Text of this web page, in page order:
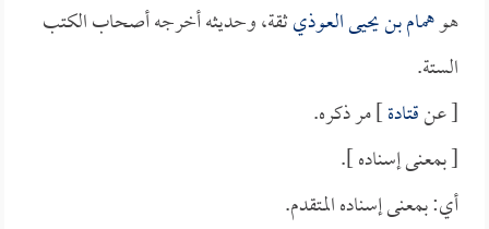
هوهمام بن يحيى العوذيثقة، وحديثه أخرجه أصحاب الكتب
الستة.
[ عنقتادة] مر ذكره.
[ بمعنى إسناده ].
أي: بمعنى إسناده المتقدم.